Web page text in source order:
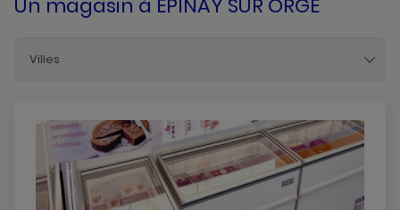
Un magasin à EPINAY SUR ORGE
Villes
Athis-Mons
Ballancourt-Sur-Essonne
Bretigny-Sur-Orge